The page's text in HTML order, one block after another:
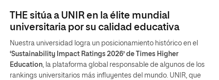
THE sitúa a UNIR en la élite mundial
universitaria por su calidad educativa
Nuestra universidad logra un posicionamiento histórico en el
‘Sustainability Impact Ratings 2026’ de Times Higher
Education, la plataforma global responsable de algunos de los
rankings universitarios más influyentes del mundo. UNIR, que